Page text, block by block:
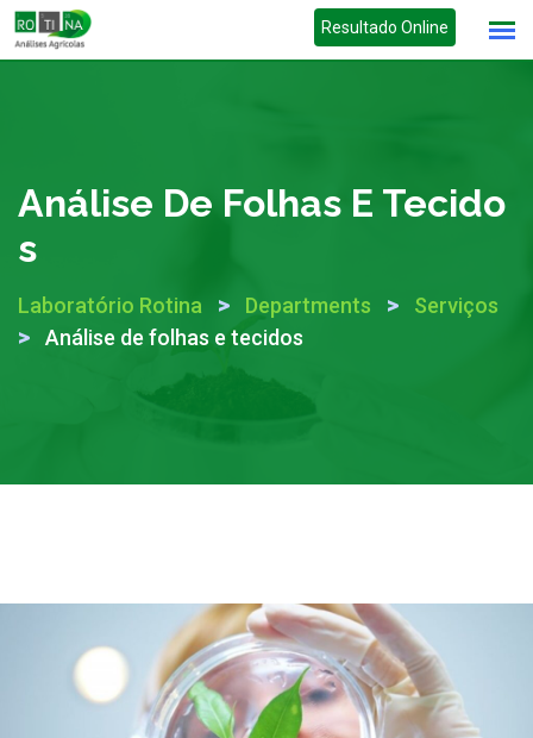
Skip
to
Resultado Online
Análise De Folhas E Tecido
S
Laboratório Rotina > Departments > Serviços
> Análise de folhas e tecidos